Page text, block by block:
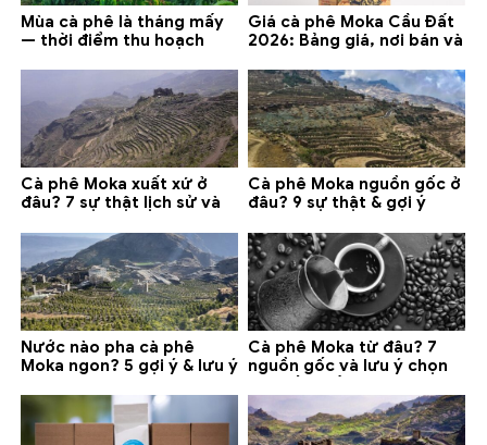
Mùa cà phê là tháng mấy
— thời điểm thu hoạch
Giá cà phê Moka Cầu Đất
2026: Bảng giá, nơi bán và
Cà phê Moka xuất xứ ở
đâu? 7 sự thật lịch sử và
Cà phê Moka nguồn gốc ở
đâu? 9 sự thật & gợi ý
Nước nào pha cà phê
Moka ngon? 5 gợi ý & lưu ý
Cà phê Moka từ đâu? 7
nguồn gốc và lưu ý chọn